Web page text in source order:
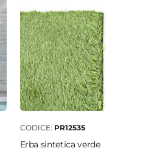
CODICE: PR12535
Erba sintetica verde